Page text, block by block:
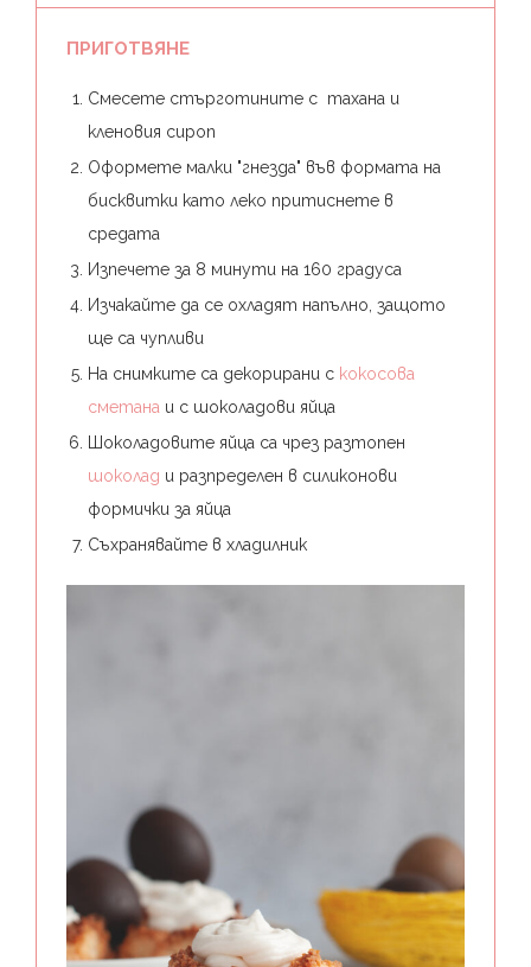
ПРИГОТВЯНЕ
Смесете стърготините с тахана и
кленовия сироп
Оформете малки "гнезда" във формата на
бисквитки като леко притиснете в
средата
Изпечете за 8 минути на 160 градуса
Изчакайте да се охладят напълно, защото
ще са чупливи
На снимките са декорирани с кокосова
сметана и с шоколадови яйца
Шоколадовите яйца са чрез разтопен
шоколад и разпределен в силиконови
формички за яйца
Съхранявайте в хладилник